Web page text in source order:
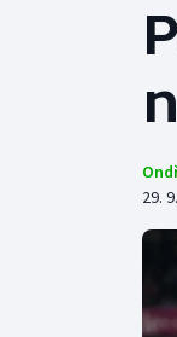
Hokej
Tenis
29.